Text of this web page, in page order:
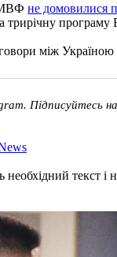
МВФ не домовилися
трирічну
між Україною
Підписуйтесь
текст